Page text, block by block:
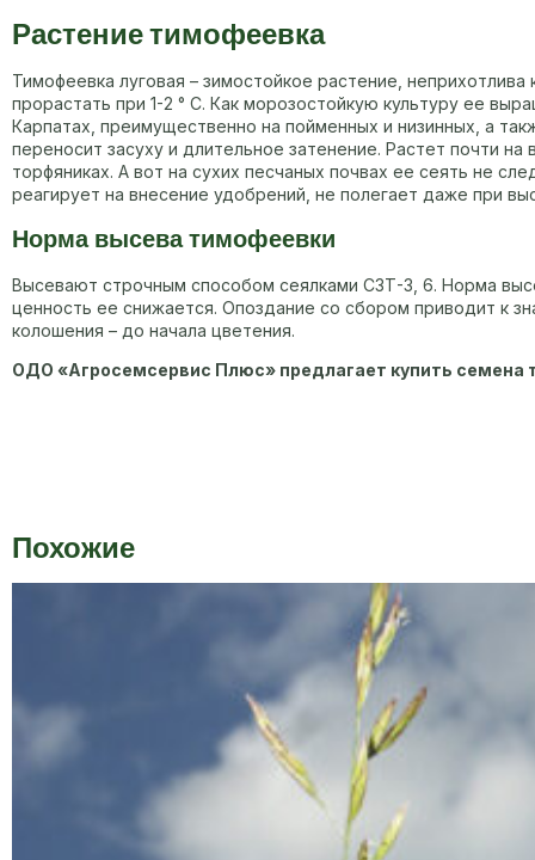
Растение тимофеевка
Тимофеевка луговая – зимостойкое растение,
прорастать при 1-2 ° С. Как морозостойкую культуру ее
Карпатах, преимущественно на пойменных и низинных, а
переносит засуху и длительное затенение. Растет почти
торфяниках. А вот на сухих песчаных почвах ее сеять не
реагирует на внесение удобрений, не полегает даже при
Норма высева тимофеевки
Высевают строчным способом сеялками СЗТ-3, 6. Норма
ценность ее снижается. Опоздание со сбором приводит к
колошения – до начала цветения.
ОДО «Агросемсервис Плюс» предлагает купить семена
Похожие